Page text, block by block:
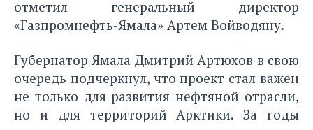
отметил генеральный директор
«Газпромнефть-Ямала» Артем Войводяну.
Губернатор Ямала Дмитрий Артюхов в свою
очередь подчеркнул, что проект стал важен
не только для развития нефтяной отрасли,
но и для территорий Арктики. За годы